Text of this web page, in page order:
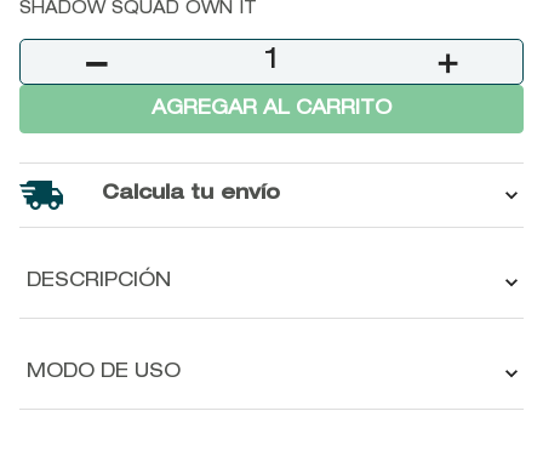
SHADOW SQUAD OWN IT
＋
－
AGREGAR AL CARRITO
Calcula tu envío
DESCRIPCIÓN
MODO DE USO